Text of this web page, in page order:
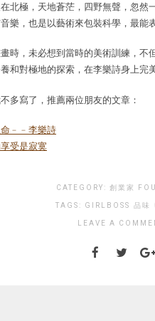
北極，天地蒼茫，四野無聲，忽然
樂，也是以藝術來包裝科學，最能
時，未必想到當時的美術訓練，不
和對極地的探索，在李樂詩身上完
多寫了，推薦兩位朋友的文章：
﹣﹣李樂詩
受是寂寞
CATEGORY: 創業家
TAGS: GIRLBOSS 品味
LEAVE A